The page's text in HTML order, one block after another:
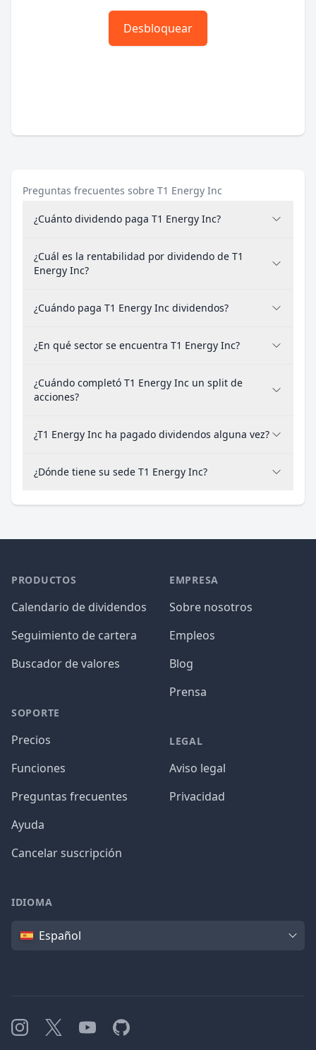
Desbloquear
Preguntas frecuentes sobre T1 Energy Inc
¿Cuánto dividendo paga T1 Energy Inc?
¿Cuál es la rentabilidad por dividendo de T1
Energy Inc?
¿Cuándo paga T1 Energy Inc dividendos?
¿En qué sector se encuentra T1 Energy Inc?
¿Cuándo completó T1 Energy Inc un split de
acciones?
¿T1 Energy Inc ha pagado dividendos alguna vez?
¿Dónde tiene su sede T1 Energy Inc?
PRODUCTOS
Calendario de dividendos
Seguimiento de cartera
Buscador de valores
SOPORTE
Precios
Funciones
Preguntas frecuentes
Ayuda
Cancelar suscripción
EMPRESA
Sobre nosotros
Empleos
Blog
Prensa
LEGAL
Aviso legal
Privacidad
IDIOMA
IdiomaEspañol
Instagram
X YouTubeGitHub